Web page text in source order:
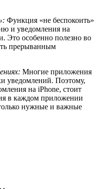
Функция «не беспокоить»
и уведомления на
Это особенно полезно во
прерыванным
Многие приложения
уведомлений. Поэтому,
на iPhone, стоит
в каждом приложении
нужные и важные